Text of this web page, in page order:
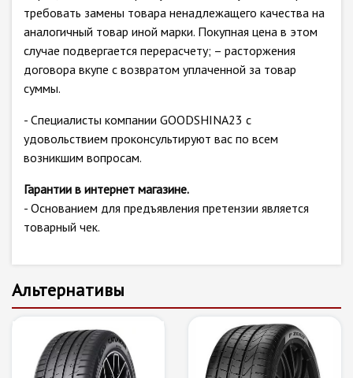
требовать замены товара ненадлежащего качества на
аналогичный товар иной марки. Покупная цена в этом
случае подвергается перерасчету; – расторжения
договора вкупе с возвратом уплаченной за товар
суммы.
- Специалисты компании GOODSHINA23 с
удовольствием проконсультируют вас по всем
возникшим вопросам.
Гарантии в интернет магазине.
- Основанием для предъявления претензии является
товарный чек.
Альтернативы